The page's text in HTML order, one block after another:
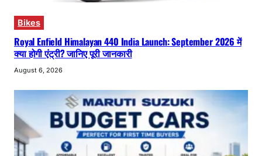
Bikes
Royal Enfield Himalayan 440 India Launch: September 2026 में
क्या होगी एंट्री? जानिए पूरी जानकारी
August 6, 2026